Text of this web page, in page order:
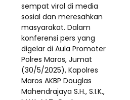
sempat viral di media
sosial dan meresahkan
masyarakat. Dalam
konferensi pers yang
digelar di Aula Promoter
Polres Maros, Jumat
(30/5/2025), Kapolres
Maros AKBP Douglas
Mahendrajaya S.H., S.I.K.,